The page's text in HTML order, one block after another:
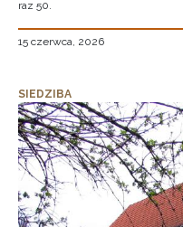
raz 50.
15 czerwca, 2026
SIEDZIBA